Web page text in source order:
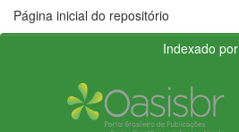
Página inicial do repositório
Indexado por